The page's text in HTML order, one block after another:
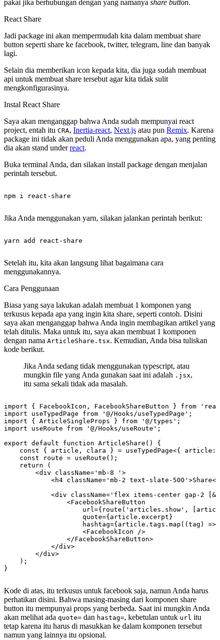
pakai jika berhubungan dengan yang namanya share button.
React Share
Jadi package ini akan mempermudah kita dalam membuat share
button seperti share ke facebook, twitter, telegram, line dan banyak
lagi.
Selain dia memberikan icon kepada kita, dia juga sudah membuat
api untuk membuat share tersebut agar kita tidak sulit
mengkonfigurasinya.
Instal React Share
Saya akan menganggap bahwa Anda sudah mempunyai react
project, entah itu CRA, Inertia-react, Next.js atau pun Remix. Karena
package ini tidak akan peduli Anda menggunakan apa, yang penting
dia akan stand underreact.
Buka terminal Anda, dan silakan install package dengan menjalan
perintah tersebut.
Jika Anda menggunakan yarn, silakan jalankan perintah berikut:
Setelah itu, kita akan langsung lihat bagaimana cara
menggunakannya.
Cara Penggunaan
Biasa yang saya lakukan adalah membuat 1 komponen yang
terkusus kepada apa yang ingin kita share, seperti contoh. Disini
saya akan menganggap bahwa Anda ingin membagikan artikel yang
telah ditulis. Maka untuk itu, saya akan membuat 1 komponen
dengan nama ArticleShare.tsx. Kemudian, Anda bisa tuliskan
kode berikut.
Jika Anda sedang tidak menggunakan typescript, atau
mungkin file yang Anda gunakan saat ini adalah .jsx,
itu sama sekali tidak ada masalah.
import { FacebookIcon, FacebookShareButton } from
import useTypedPage from '@/Hooks/useTypedPage';
import { ArticleSingleProps } from '@/types';
import useRoute from '@/Hooks/useRoute';
export default function ArticleShare() {
const { article, clara } = useTypedPage<{
    const route = useRoute();
    return (
        <div className='mb-8 '>
<h4 className='mb-2 text-slate-
<div className='flex items-center gap-2
                <FacebookShareButton
url={route('articles.show',
                    quote={article.excerpt}
hashtag={article.tags.map((tag) =>
                    <FacebookIcon />
                </FacebookShareButton>
            </div>
        </div>
    );
Kode di atas, itu terkusus untuk facebook saja, namun Anda harus
perhatikan disini. Bahwa masing-masing dari komponen share
button itu mempunyai props yang berbeda. Saat ini mungkin Anda
akan melihat ada quote= dan hastag=, kebetulan untuk url itu
tetap karena itu harus di masukkan ke dalam komponen tersebut
namun yang lainnya itu opsional.